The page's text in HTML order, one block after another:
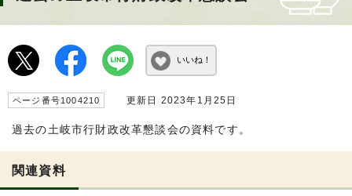
いいね！
ページ番号1004210 更新日 2023年1月25日
過去の土岐市行財政改革懇談会の資料です。
関連資料